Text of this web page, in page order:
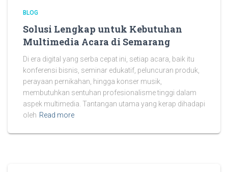
BLOG
Solusi Lengkap untuk Kebutuhan
Multimedia Acara di Semarang
Di era digital yang serba cepat ini, setiap acara, baik itu
konferensi bisnis, seminar edukatif, peluncuran produk,
perayaan pernikahan, hingga konser musik,
membutuhkan sentuhan profesionalisme tinggi dalam
aspek multimedia. Tantangan utama yang kerap dihadapi
oleh Read more